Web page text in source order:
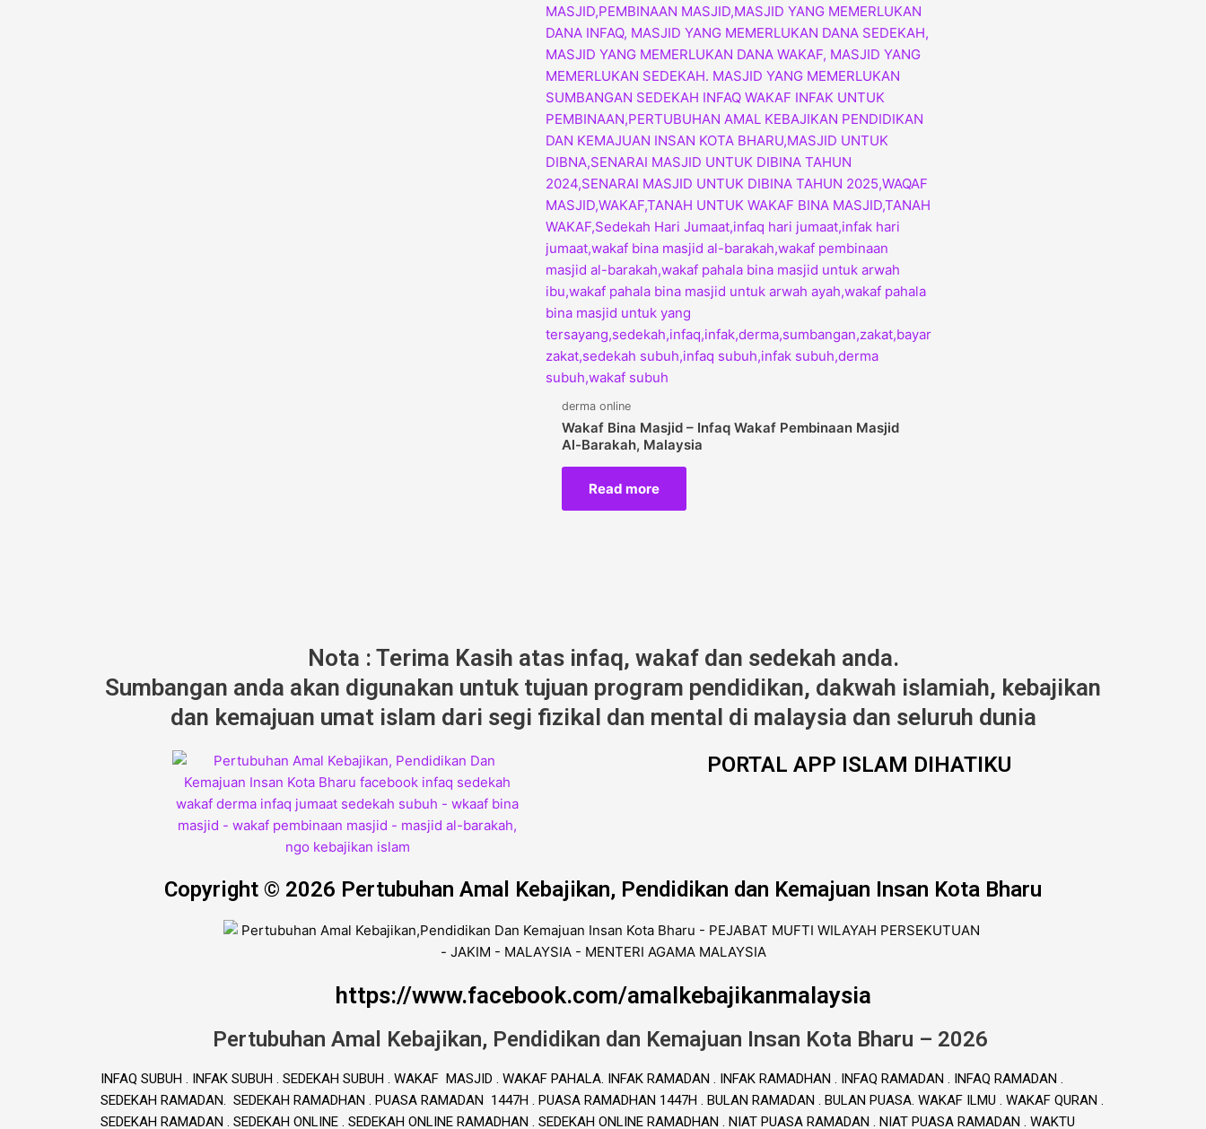
derma online
Wakaf Bina Masjid – Infaq Wakaf Pembinaan Masjid
Al-Barakah, Malaysia
Read more
Nota : Terima Kasih atas infaq, wakaf dan sedekah anda.
Sumbangan anda akan digunakan untuk tujuan program pendidikan, dakwah islamiah, kebajikan
dan kemajuan umat islam dari segi fizikal dan mental di malaysia dan seluruh dunia
PORTAL APP ISLAM DIHATIKU
Copyright © 2026 Pertubuhan Amal Kebajikan, Pendidikan dan Kemajuan Insan Kota Bharu
https://www.facebook.com/amalkebajikanmalaysia
Pertubuhan Amal Kebajikan, Pendidikan dan Kemajuan Insan Kota Bharu – 2026
INFAQ SUBUH . INFAK SUBUH . SEDEKAH SUBUH . WAKAF MASJID . WAKAF PAHALA. INFAK RAMADAN . INFAK RAMADHAN . INFAQ RAMADAN . INFAQ RAMADAN .
SEDEKAH RAMADAN. SEDEKAH RAMADHAN . PUASA RAMADAN 1447H . PUASA RAMADHAN 1447H . BULAN RAMADAN . BULAN PUASA. WAKAF ILMU . WAKAF QURAN .
SEDEKAH RAMADAN . SEDEKAH ONLINE . SEDEKAH ONLINE RAMADHAN . SEDEKAH ONLINE RAMADHAN . NIAT PUASA RAMADAN . NIAT PUASA RAMADAN . WAKTU